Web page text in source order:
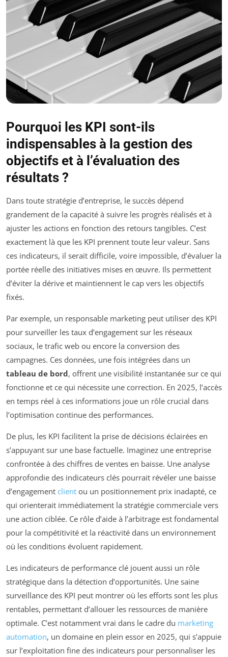
Pourquoi les KPI sont-ils
indispensables à la gestion des
objectifs et à l’évaluation des
résultats ?
Dans toute stratégie d’entreprise, le succès dépend
grandement de la capacité à suivre les progrès réalisés et à
ajuster les actions en fonction des retours tangibles. C’est
exactement là que les KPI prennent toute leur valeur. Sans
ces indicateurs, il serait difficile, voire impossible, d’évaluer la
portée réelle des initiatives mises en œuvre. Ils permettent
d’éviter la dérive et maintiennent le cap vers les objectifs
fixés.
Par exemple, un responsable marketing peut utiliser des KPI
pour surveiller les taux d’engagement sur les réseaux
sociaux, le trafic web ou encore la conversion des
campagnes. Ces données, une fois intégrées dans un
tableau de bord, offrent une visibilité instantanée sur ce qui
fonctionne et ce qui nécessite une correction. En 2025, l’accès
en temps réel à ces informations joue un rôle crucial dans
l’optimisation continue des performances.
De plus, les KPI facilitent la prise de décisions éclairées en
s’appuyant sur une base factuelle. Imaginez une entreprise
confrontée à des chiffres de ventes en baisse. Une analyse
approfondie des indicateurs clés pourrait révéler une baisse
d’engagement client ou un positionnement prix inadapté, ce
qui orienterait immédiatement la stratégie commerciale vers
une action ciblée. Ce rôle d’aide à l’arbitrage est fondamental
pour la compétitivité et la réactivité dans un environnement
où les conditions évoluent rapidement.
Les indicateurs de performance clé jouent aussi un rôle
stratégique dans la détection d’opportunités. Une saine
surveillance des KPI peut montrer où les efforts sont les plus
rentables, permettant d’allouer les ressources de manière
optimale. C’est notamment vrai dans le cadre du marketing
automation, un domaine en plein essor en 2025, qui s’appuie
sur l’exploitation fine des indicateurs pour personnaliser les